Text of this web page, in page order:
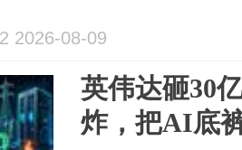
2026-08-09
英伟达砸30
炸，把AI底